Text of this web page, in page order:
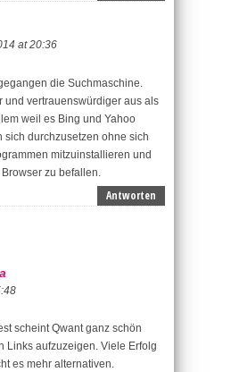
at 20:36
die Suchmaschine.
und vertrauenswürdiger aus als
weil es Bing und Yahoo
sich durchzusetzen ohne sich
mitzuinstallieren und
zu befallen.
Antworten
scheint Qwant ganz schön
Links aufzuzeigen. Viele Erfolg
es mehr alternativen.